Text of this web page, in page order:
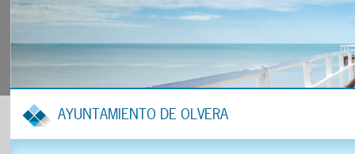
AYUNTAMIENTO DE OLVERA